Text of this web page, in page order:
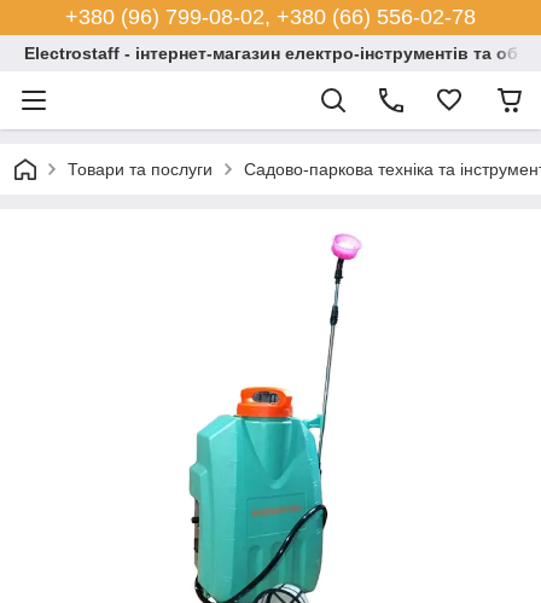
+380 (96) 799-08-02, +380 (66) 556-02-78
Electrostaff - інтернет-магазин електро-інструментів та
Товари та послуги Садово-паркова техніка та